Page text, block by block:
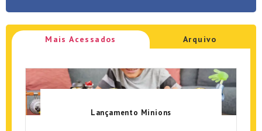
Mais Acessados Arquivo
Lançamento Minions